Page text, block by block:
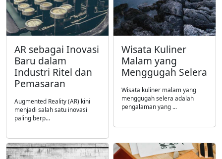
AR sebagai Inovasi
Baru dalam
Industri Ritel dan
Pemasaran
Augmented Reality (AR) kini
menjadi salah satu inovasi
paling berp...
Wisata Kuliner
Malam yang
Menggugah Selera
Wisata kuliner malam yang
menggugah selera adalah
pengalaman yang ...